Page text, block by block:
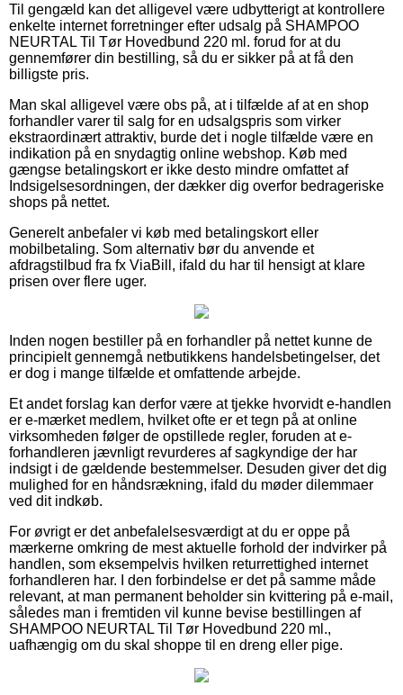
Til gengæld kan det alligevel være udbytterigt at kontrollere
enkelte internet forretninger efter udsalg på SHAMPOO
NEURTAL Til Tør Hovedbund 220 ml. forud for at du
gennemfører din bestilling, så du er sikker på at få den
billigste pris.
Man skal alligevel være obs på, at i tilfælde af at en shop
forhandler varer til salg for en udsalgspris som virker
ekstraordinært attraktiv, burde det i nogle tilfælde være en
indikation på en snydagtig online webshop. Køb med
gængse betalingskort er ikke desto mindre omfattet af
Indsigelsesordningen, der dækker dig overfor bedrageriske
shops på nettet.
Generelt anbefaler vi køb med betalingskort eller
mobilbetaling. Som alternativ bør du anvende et
afdragstilbud fra fx ViaBill, ifald du har til hensigt at klare
prisen over flere uger.
Inden nogen bestiller på en forhandler på nettet kunne de
principielt gennemgå netbutikkens handelsbetingelser, det
er dog i mange tilfælde et omfattende arbejde.
Et andet forslag kan derfor være at tjekke hvorvidt e-handlen
er e-mærket medlem, hvilket ofte er et tegn på at online
virksomheden følger de opstillede regler, foruden at e-
forhandleren jævnligt revurderes af sagkyndige der har
indsigt i de gældende bestemmelser. Desuden giver det dig
mulighed for en håndsrækning, ifald du møder dilemmaer
ved dit indkøb.
For øvrigt er det anbefalelsesværdigt at du er oppe på
mærkerne omkring de mest aktuelle forhold der indvirker på
handlen, som eksempelvis hvilken returrettighed internet
forhandleren har. I den forbindelse er det på samme måde
relevant, at man permanent beholder sin kvittering på e-mail,
således man i fremtiden vil kunne bevise bestillingen af
SHAMPOO NEURTAL Til Tør Hovedbund 220 ml.,
uafhængig om du skal shoppe til en dreng eller pige.